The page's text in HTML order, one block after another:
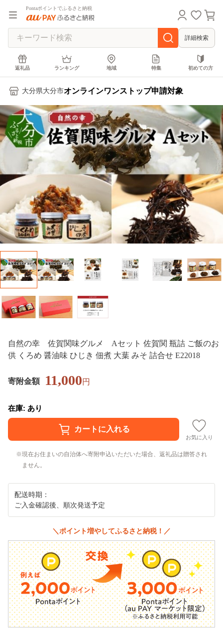
Pontaポイントでふるさと納税
詳細検索
返礼品 ランキング 地域 特集 初めての方
大分県大分市オンラインワンストップ申請対象
自然の幸 佐賀関味グルメ Aセット 佐賀関 瓶詰 ご飯のお
供 くろめ 醤油味 ひじき 佃煮 大葉 みそ 詰合せ E22018
寄附金額 11,000円
在庫: あり
お気に入り
現在お住まいの自治体へ寄附申込いただいた場合、返礼品は贈答され
ません。
配送時期：
ご入金確認後、順次発送予定
＼ポイント増やしてふるさと納税！／